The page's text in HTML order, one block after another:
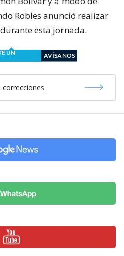
Robles anunció realizar
esta jornada.
UN
AVÍSANOS
correcciones